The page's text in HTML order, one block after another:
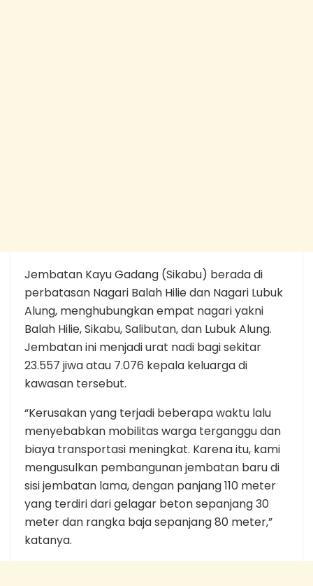
Jembatan Kayu Gadang (Sikabu) berada di
perbatasan Nagari Balah Hilie dan Nagari Lubuk
Alung, menghubungkan empat nagari yakni
Balah Hilie, Sikabu, Salibutan, dan Lubuk Alung.
Jembatan ini menjadi urat nadi bagi sekitar
23.557 jiwa atau 7.076 kepala keluarga di
kawasan tersebut.
“Kerusakan yang terjadi beberapa waktu lalu
menyebabkan mobilitas warga terganggu dan
biaya transportasi meningkat. Karena itu, kami
mengusulkan pembangunan jembatan baru di
sisi jembatan lama, dengan panjang 110 meter
yang terdiri dari gelagar beton sepanjang 30
meter dan rangka baja sepanjang 80 meter,”
katanya.